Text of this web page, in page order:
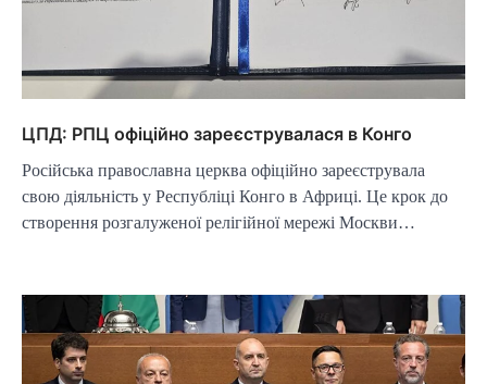
ЦПД: РПЦ офіційно зареєструвалася в Конго
Російська православна церква офіційно зареєструвала
свою діяльність у Республіці Конго в Африці. Це крок до
створення розгалуженої релігійної мережі Москви…